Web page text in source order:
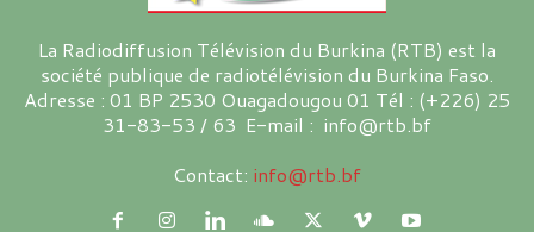
La Radiodiffusion Télévision du Burkina (RTB) est la
société publique de radiotélévision du Burkina Faso.
Adresse : 01 BP 2530 Ouagadougou 01 Tél : (+226) 25
31-83-53 / 63 E-mail : info@rtb.bf
Contact: info@rtb.bf